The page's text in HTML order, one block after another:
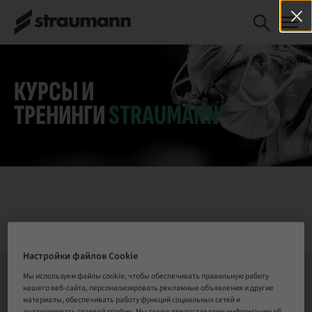
Avancerad kurs i
implantatkirurgi -
Möjligheter och
oktober 2026 i
Halmstad
СПИСОК ОЖИДАНИЯ
КУРСЫ И
ТРЕНИНГИSTRAUMANN®
СВЯЗАТЬСЯ С НАМИ
Настройки файлов Cookie
Мы используем файлы cookie, чтобы обеспечивать правильную работу
нашего веб-сайта, персонализировать рекламные объявления и другие
материалы, обеспечивать работу функций социальных сетей и